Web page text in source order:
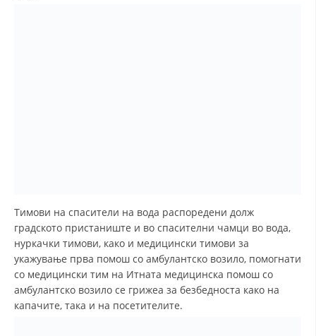
УПОТРЕБА И ЗАШТИТА НА АМБЛЕМОТ
СОЦИЈАЛНО ХУМАНИТАРНА ДЕЈНОСТ
КАКО ДА ДОНИРАТЕ
Тимови на спасители на вода распоредени долж
градското пристаниште и во спасителни чамци во вода,
нуркачки тимови, како и медицински тимови за
укажување прва помош со амбулантско возило, помогнати
со медицински тим на Итната медицинска помош со
амбулантско возило се грижеа за безбедноста како на
капачите, така и на посетителите.